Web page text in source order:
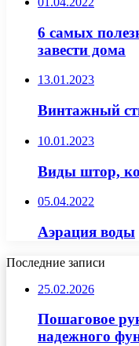
6 самых
завести дома
13.01.2023
Винтажный
10.01.2023
Виды штор,
05.04.2022
Аэрация воды
Последние записи
25.02.2026
Пошаговое
надежного